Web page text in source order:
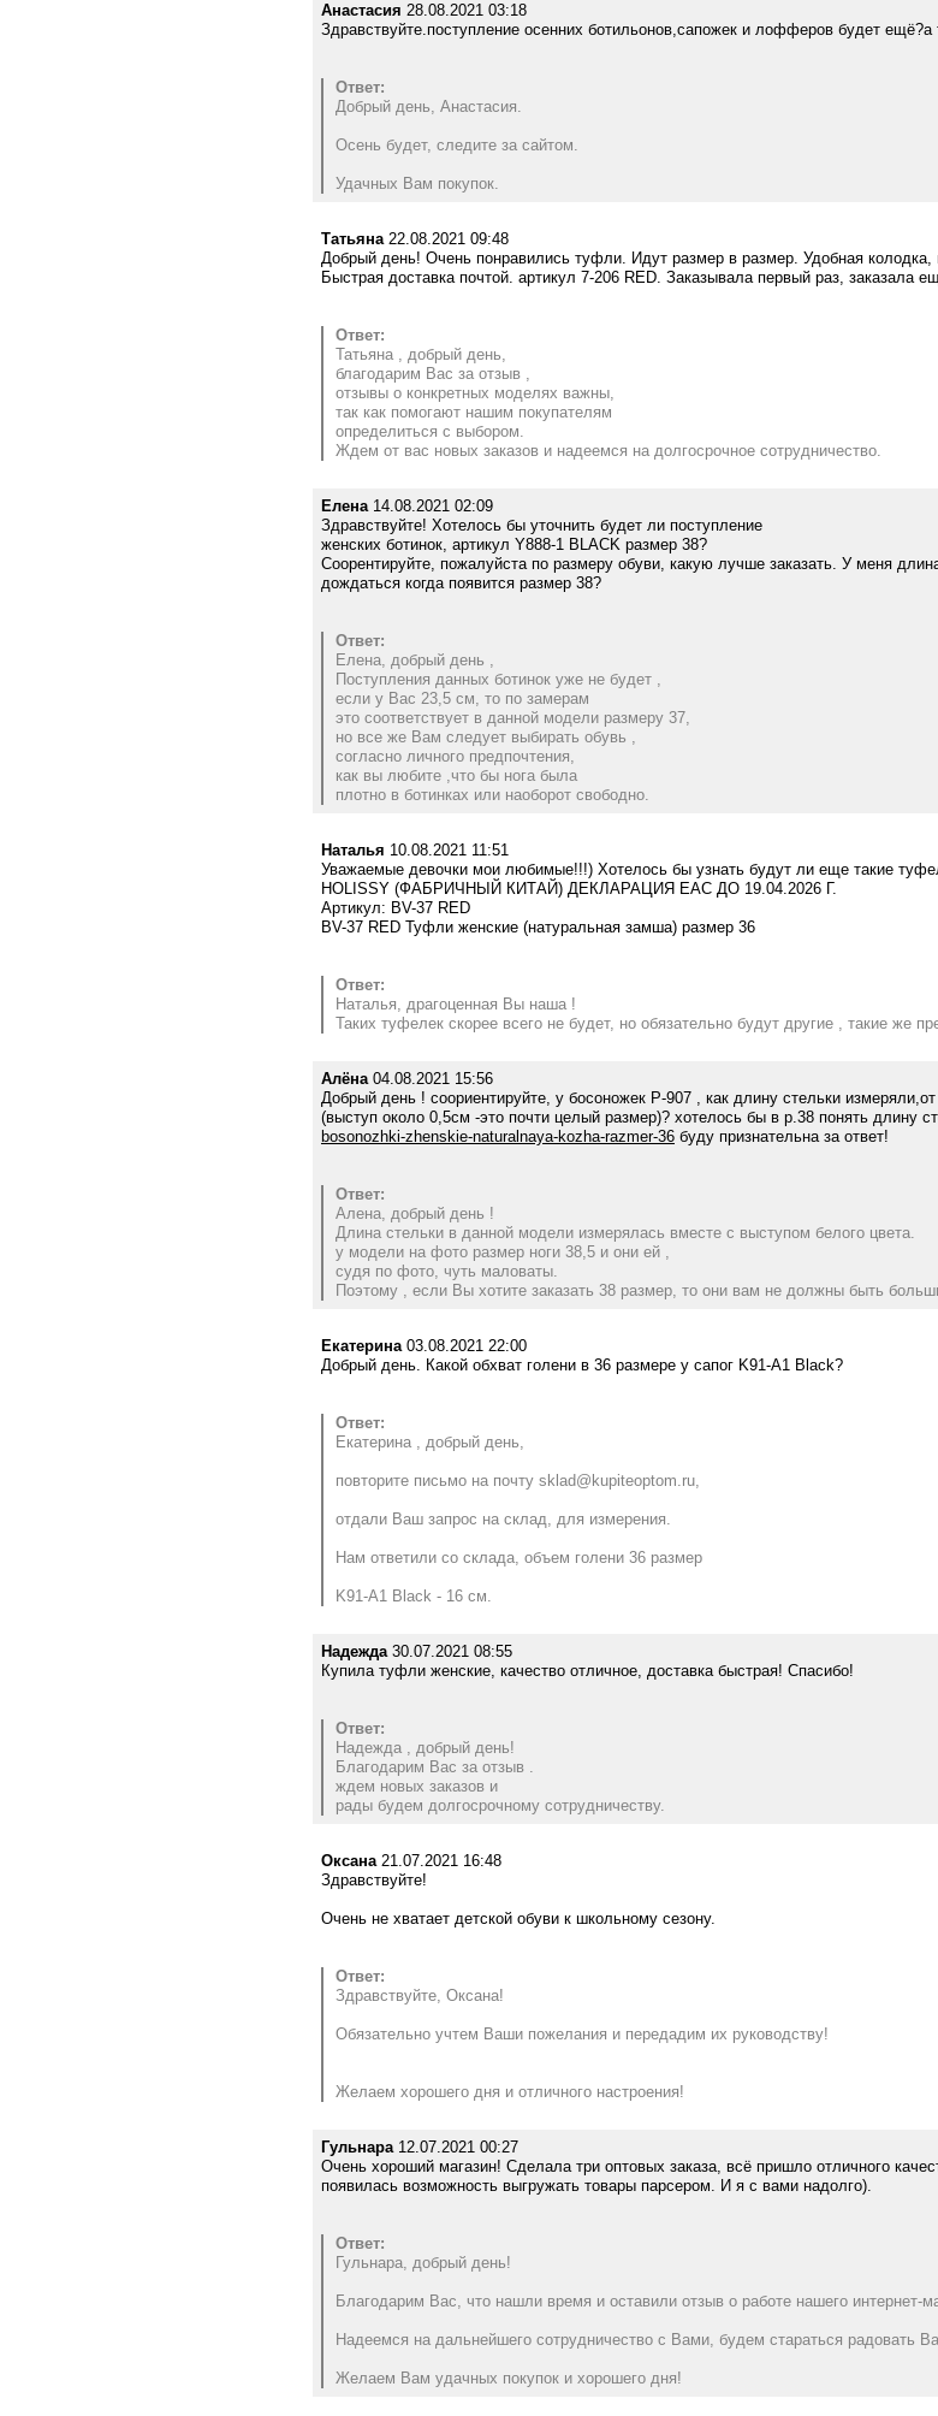
Анастасия 28.08.2021 03:18
Здравствуйте.поступление осенних ботильонов,сапожек и лофферов будет ещё?а
Ответ:
Добрый день, Анастасия.
Осень будет, следите за сайтом.
Удачных Вам покупок.
Татьяна22.08.2021 09:48
Добрый день! Очень понравились туфли. Идут размер в размер. Удобная колодка,
Быстрая доставка почтой. артикул 7-206 RED. Заказывала первый раз, заказала
Ответ:
Татьяна , добрый день,
благодарим Вас за отзыв ,
отзывы о конкретных моделях важны,
так как помогают нашим покупателям
определиться с выбором.
Ждем от вас новых заказов и надеемся на долгосрочное сотрудничество.
Елена14.08.2021 02:09
Здравствуйте! Хотелось бы уточнить будет ли поступление
женских ботинок, артикул Y888-1 BLACK размер 38?
Соорентируйте, пожалуйста по размеру обуви, какую лучше заказать. У меня
дождаться когда появится размер 38?
Ответ:
Елена, добрый день ,
Поступления данных ботинок уже не будет ,
если у Вас 23,5 см, то по замерам
это соответствует в данной модели размеру 37,
но все же Вам следует выбирать обувь ,
согласно личного предпочтения,
как вы любите ,что бы нога была
плотно в ботинках или наоборот свободно.
Наталья 10.08.2021 11:51
Уважаемые девочки мои любимые!!!) Хотелось бы узнать будут ли еще такие
HOLISSY (ФАБРИЧНЫЙ КИТАЙ) ДЕКЛАРАЦИЯ EAC ДО 19.04.2026 Г.
Артикул: BV-37 RED
BV-37 RED Туфли женские (натуральная замша) размер 36
Ответ:
Наталья, драгоценная Вы наша !
Таких туфелек скорее всего не будет, но обязательно будут другие , такие же
Алёна04.08.2021 15:56
Добрый день ! соориентируйте, у босоножек Р-907 , как длину стельки
(выступ около 0,5см -это почти целый размер)? хотелось бы в р.38 понять длину
bosonozhki-zhenskie-naturalnaya-kozha-razmer-36 буду признательна за ответ!
Ответ:
Алена, добрый день !
Длина стельки в данной модели измерялась вместе с выступом белого цвета.
у модели на фото размер ноги 38,5 и они ей ,
судя по фото, чуть маловаты.
Поэтому , если Вы хотите заказать 38 размер, то они вам не должны быть
Екатерина03.08.2021 22:00
Добрый день. Какой обхват голени в 36 размере у сапог K91-A1 Black?
Ответ:
Екатерина , добрый день,
повторите письмо на почту sklad@kupiteoptom.ru,
отдали Ваш запрос на склад, для измерения.
Нам ответили со склада, объем голени 36 размер
K91-A1 Black - 16 см.
Надежда30.07.2021 08:55
Купила туфли женские, качество отличное, доставка быстрая! Спасибо!
Ответ:
Надежда , добрый день!
Благодарим Вас за отзыв .
ждем новых заказов и
рады будем долгосрочному сотрудничеству.
Оксана21.07.2021 16:48
Здравствуйте!
Очень не хватает детской обуви к школьному сезону.
Ответ:
Здравствуйте, Оксана!
Обязательно учтем Ваши пожелания и передадим их руководству!
Желаем хорошего дня и отличного настроения!
Гульнара12.07.2021 00:27
Очень хороший магазин! Сделала три оптовых заказа, всё пришло отличного
появилась возможность выгружать товары парсером. И я с вами надолго).
Ответ:
Гульнара, добрый день!
Благодарим Вас, что нашли время и оставили отзыв о работе нашего интернет-
Надеемся на дальнейшего сотрудничество с Вами, будем стараться радовать
Желаем Вам удачных покупок и хорошего дня!